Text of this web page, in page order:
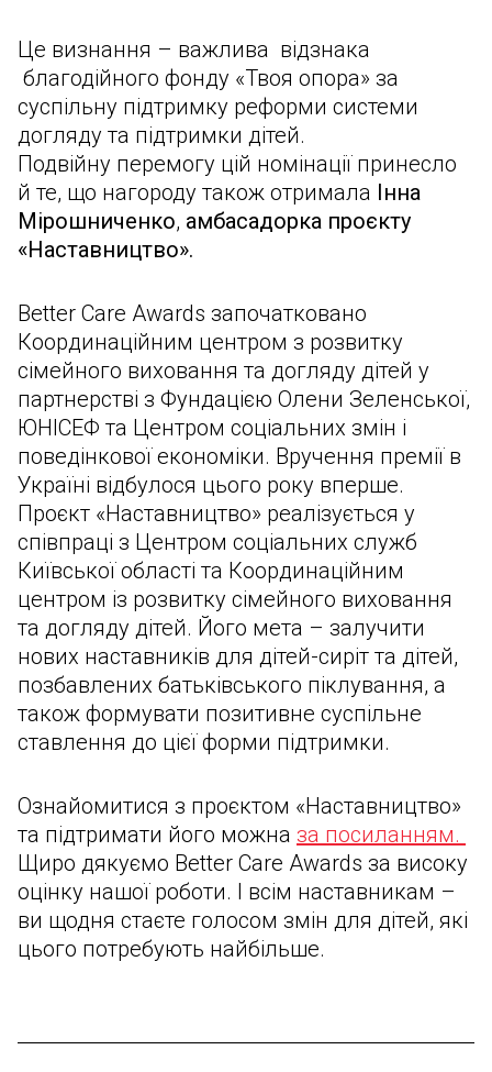
Це визнання – важлива відзнака
благодійного фонду «Твоя опора» за
суспільну підтримку реформи системи
догляду та підтримки дітей.
Подвійну перемогу цій номінації принесло
й те, що нагороду також отримала Інна
Мірошниченко, амбасадорка проєкту
«Наставництво».
Better Care Awards започатковано
Координаційним центром з розвитку
сімейного виховання та догляду дітей у
партнерстві з Фундацією Олени Зеленської,
ЮНІСЕФ та Центром соціальних змін і
поведінкової економіки. Вручення премії в
Україні відбулося цього року вперше.
Проєкт «Наставництво» реалізується у
співпраці з Центром соціальних служб
Київської області та Координаційним
центром із розвитку сімейного виховання
та догляду дітей. Його мета – залучити
нових наставників для дітей-сиріт та дітей,
позбавлених батьківського піклування, а
також формувати позитивне суспільне
ставлення до цієї форми підтримки.
Ознайомитися з проєктом «Наставництво»
та підтримати його можна за посиланням.
Щиро дякуємо Better Care Awards за високу
оцінку нашої роботи. І всім наставникам –
ви щодня стаєте голосом змін для дітей, які
цього потребують найбільше.